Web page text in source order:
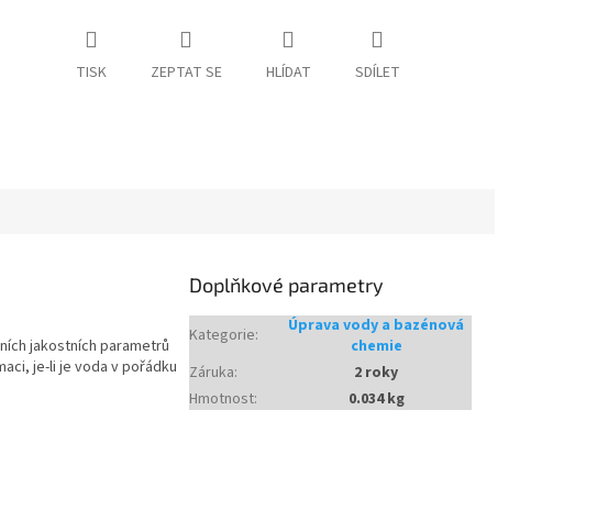
TISK ZEPTAT SE HLÍDAT SDÍLET
jakostních parametrů
je-li je voda v pořádku
Doplňkové parametry
Kategorie:
Úprava vody a bazénová
chemie
Záruka:
2 roky
Hmotnost: 0.034 kg